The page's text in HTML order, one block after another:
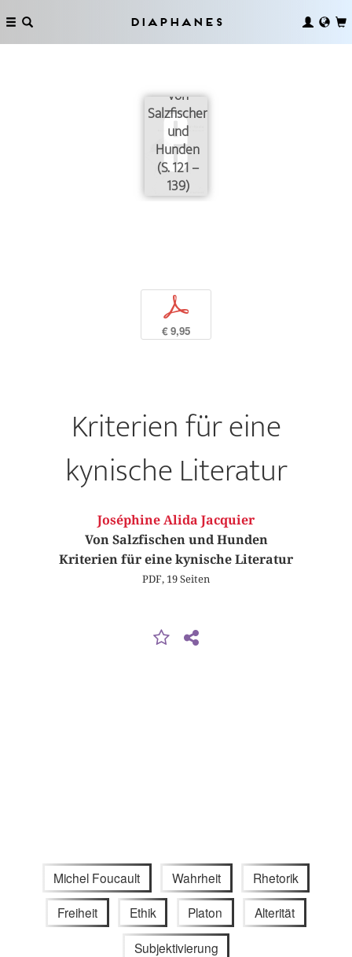
Diaphanes
Von
Salzfischen
und
Hunden
(S. 121 –
139)
p
€ 9,95
Kriterien für eine
kynische Literatur
Joséphine Alida Jacquier
Von Salzfischen und Hunden
Kriterien für eine kynische Literatur
PDF, 19 Seiten
Michel Foucault Wahrheit Rhetorik
Freiheit Ethik Platon Alterität
Subjektivierung